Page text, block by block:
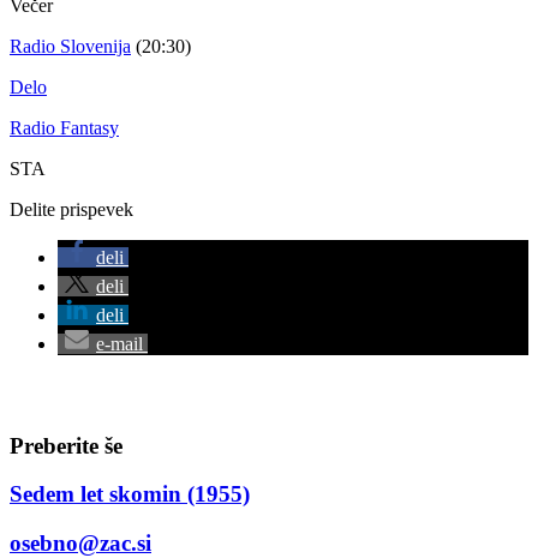
Večer
Radio Slovenija (20:30)
Delo
Radio Fantasy
STA
Delite prispevek
deli
deli
deli
e-mail
Preberite še
Sedem let skomin (1955)
osebno@zac.si